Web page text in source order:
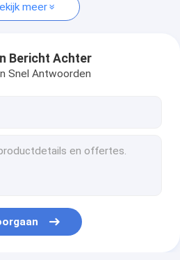
R3
Lactoferrin
meer
Bericht Achter
Snel Antwoorden